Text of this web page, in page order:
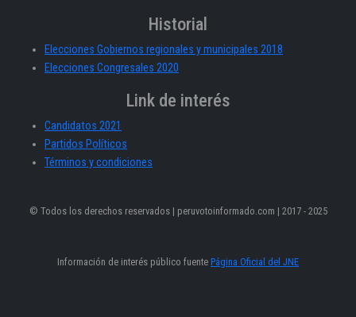
Historial
Elecciones Gobiernos regionales y municipales 2018
Elecciones Congresales 2020
Link de interés
Candidatos 2021
Partidos Políticos
Términos y condiciones
© Todos los derechos reservados | peruvotoinformado.com | 2017 - 2025
Información de interés público fuente Página Oficial del JNE